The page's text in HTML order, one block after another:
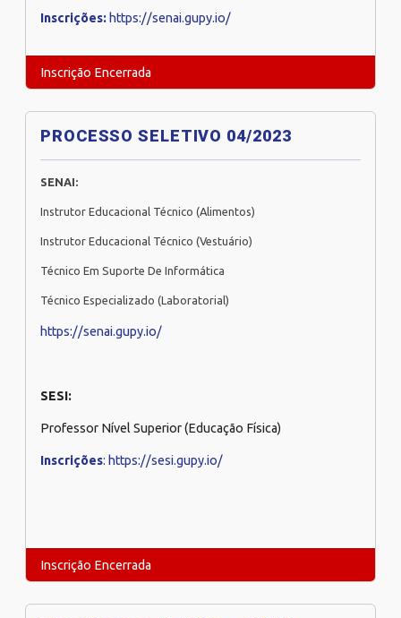
Inscrições: https://senai.gupy.io/
Inscrição Encerrada
PROCESSO SELETIVO 04/2023
SENAI:
Instrutor Educacional Técnico (Alimentos)
Instrutor Educacional Técnico (Vestuário)
Técnico Em Suporte De Informática
Técnico Especializado (Laboratorial)
https://senai.gupy.io/
SESI:
Professor Nível Superior (Educação Física)
Inscrições: https://sesi.gupy.io/
Inscrição Encerrada